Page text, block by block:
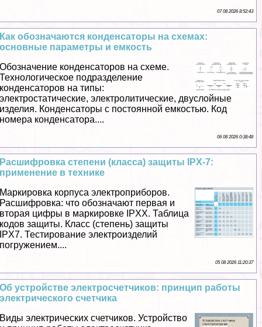
07 08 2026 8:52:43
Как обозначаются конденсаторы на схемах:
основные параметры и емкость
Обозначение конденсаторов на схеме.
Технологическое подразделение
конденсаторов на типы:
электростатические, электролитические, двуслойные
изделия. Конденсаторы с постоянной емкостью. Код
номера конденсатора....
06 08 2026 0:38:48
Расшифровка степени (класса) защиты IPX-7:
применение в технике
Маркировка корпуса электроприборов.
Расшифровка: что обозначают первая и
вторая цифры в маркировке IPXX. Таблица
кодов защиты. Класс (степень) защиты
IPX7. Тестирование электроизделий
погружением....
05 08 2026 11:20:37
Об устройстве электросчетчиков: принцип работы
электрического счетчика
Виды электрических счетчиков. Устройство